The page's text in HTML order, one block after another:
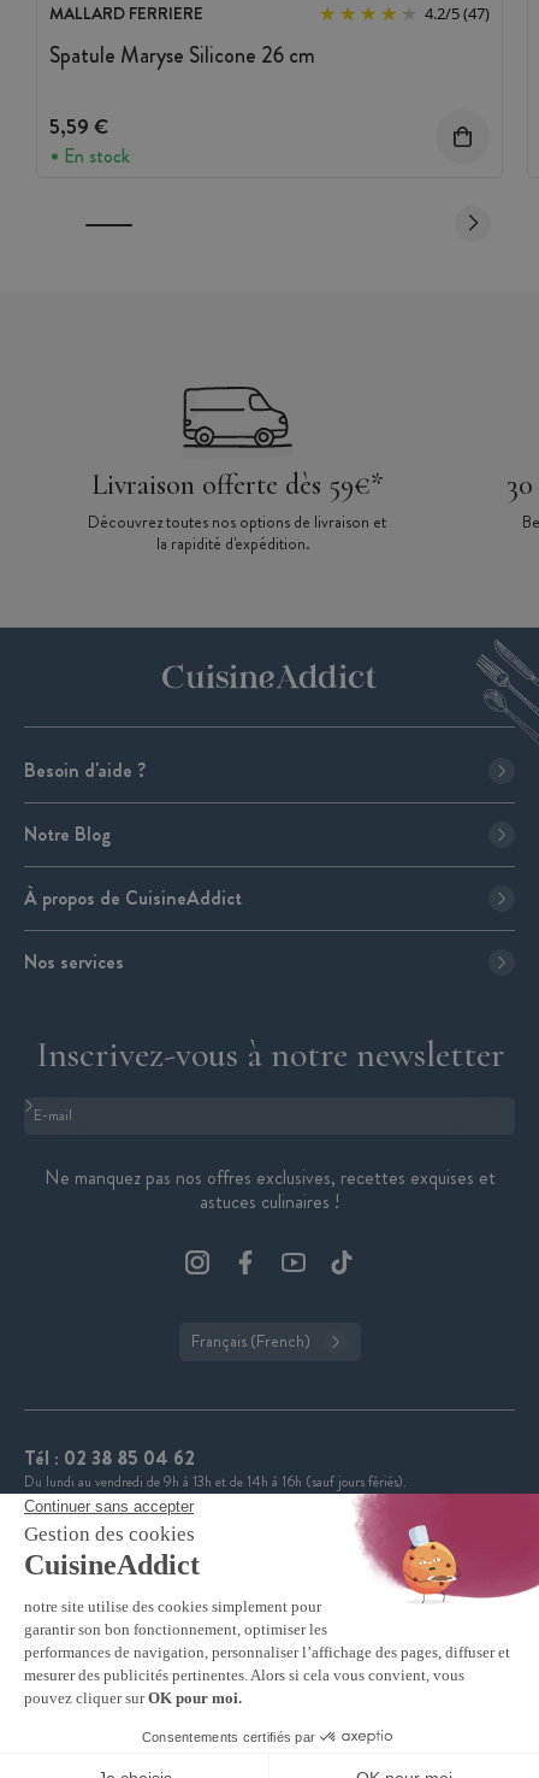
MALLARD FERRIERE 4.2/5(47)
Spatule Maryse Silicone 26 cm
5,59 €
En stock
Livraison offerte dès 59€*
Découvrez toutes nos options de livraison et
la rapidité d'expédition.
Besoin d'aide ?
Notre Blog
À propos de CuisineAddict
Nos services
Inscrivez-vous à notre newsletter
Format : adresse@email.com
Ne manquez pas nos offres exclusives, recettes exquises et
astuces culinaires !
Français (French)
Tél : 02 38 85 04 62
Du lundi au vendredi de 9h à 13h et de 14h à 16h (sauf jours fériés).
4.7
CuisineAddict affiche une note de 4,7 sur 5 grâce à plus
de 3 700 avis authentiques. Merci pour votre fidélité.
VOIR TOUS LES AVIS
© 2026 Cuisine Addict · Tous droits réservés ·
Protection des données